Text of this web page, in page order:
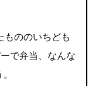
もののいちども
で弁当、なんな